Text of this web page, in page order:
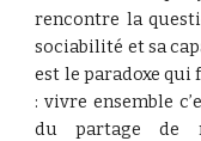
rencontre la
sociabilité et sa
est le paradoxe qui
: vivre ensemble
du partage de